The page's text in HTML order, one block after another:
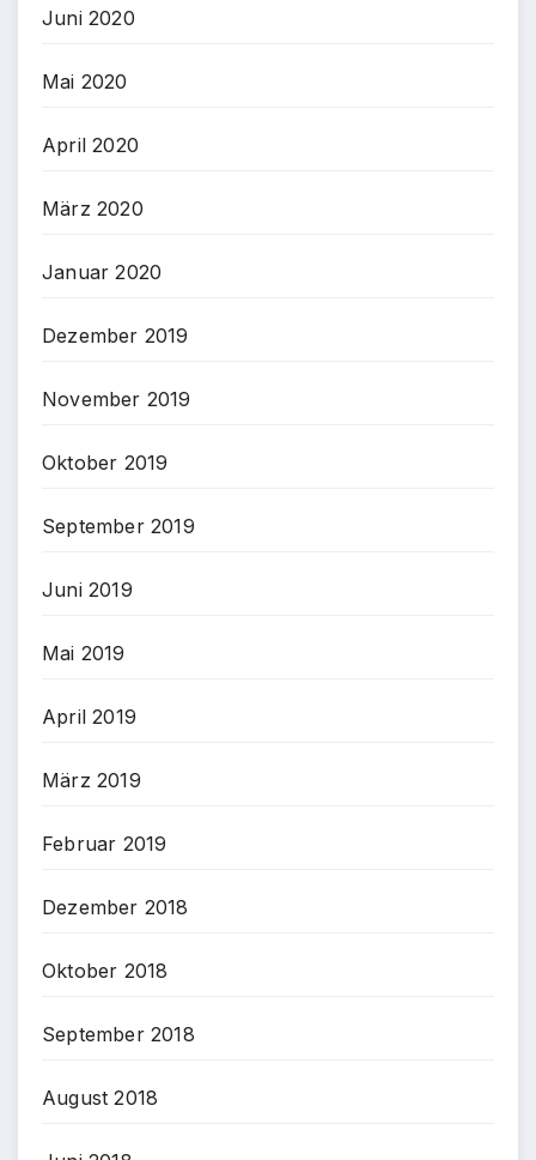
Juni 2020
Mai 2020
April 2020
März 2020
Januar 2020
Dezember 2019
November 2019
Oktober 2019
September 2019
Juni 2019
Mai 2019
April 2019
März 2019
Februar 2019
Dezember 2018
Oktober 2018
September 2018
August 2018